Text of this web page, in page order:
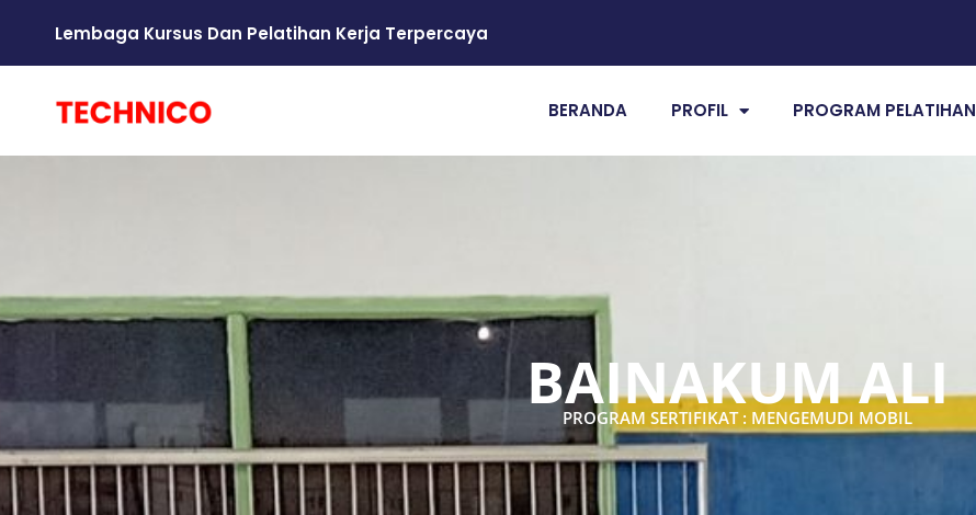
Lembaga Kursus Dan Pelatihan Kerja Terpercaya
BERANDA PROFIL PROGRAM PELATIHAN
BAINAKUM ALI
PROGRAM SERTIFIKAT : MENGEMUDI MOBIL